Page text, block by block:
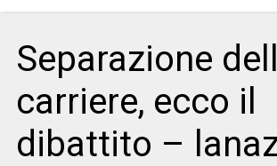
Separazione
carriere, ecco il
dibattito –